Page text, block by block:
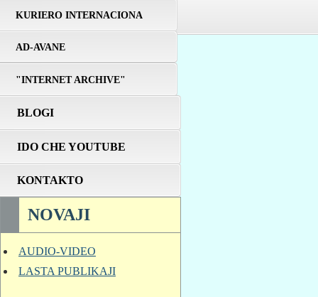
KURIERO INTERNACIONA
AD-AVANE
"INTERNET ARCHIVE"
BLOGI
IDO CHE YOUTUBE
KONTAKTO
NOVAJI
AUDIO-VIDEO
LASTA PUBLIKAJI